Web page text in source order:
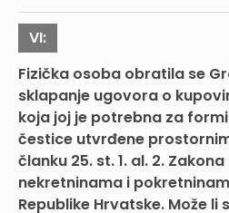
VI:
Fizička osoba obratila se
sklapanje ugovora o
koja joj je potrebna za
čestice utvrđene
članku 25. st. 1. al. 2.
nekretninama i
Republike Hrvatske. Može li